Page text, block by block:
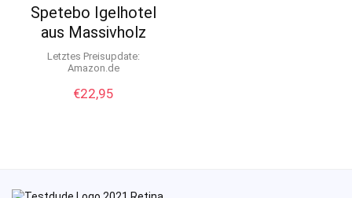
Spetebo Igelhotel
aus Massivholz
Letztes Preisupdate:
Amazon.de
€22,95